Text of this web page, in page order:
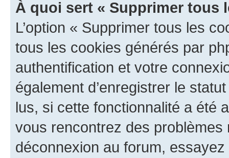
À quoi sert « Supprimer tous
L’option « Supprimer tous les
tous les cookies générés par
authentification et votre
également d’enregistrer le
lus, si cette fonctionnalité a été
vous rencontrez des
déconnexion au forum,